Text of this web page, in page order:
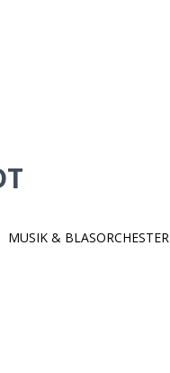
MUSIK & BLASORCHESTER